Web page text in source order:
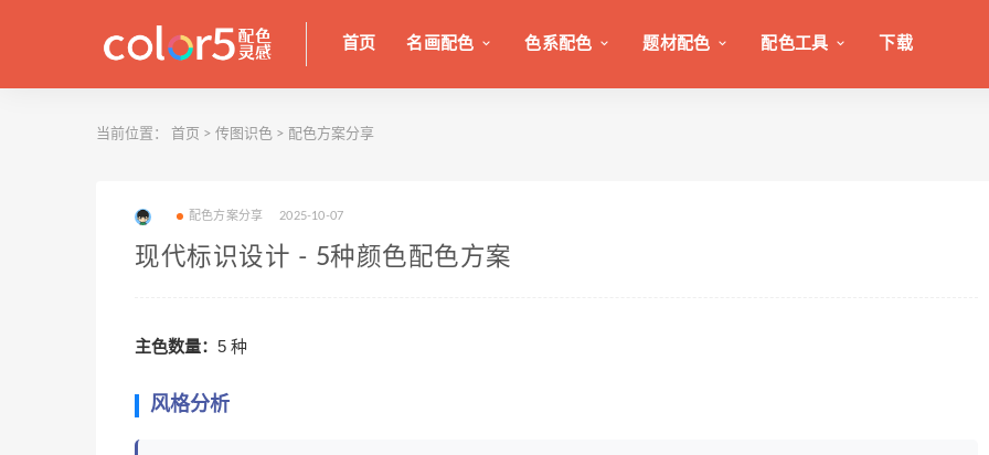
首页 名画配色 色系配色 题材配色 配色工具 下载
当前位置： 首页 > 传图识色 > 配色方案分享
配色方案分享 2025-10-07
现代标识设计 - 5种颜色配色方案
主色数量： 5 种
风格分析